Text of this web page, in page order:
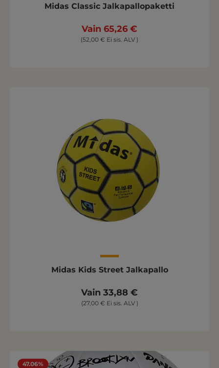
Midas Classic Jalkapallopaketti
Vain 65,26 €
(52,00 € Ei sis. ALV )
Midas Kids Street Jalkapallo
Vain 33,88 €
(27,00 € Ei sis. ALV )
47.06%